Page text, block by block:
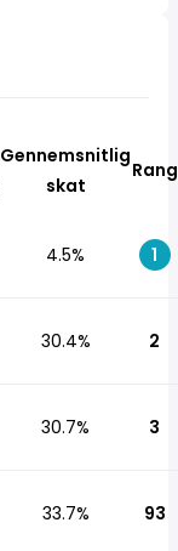
Gennemsnitlig
skat
Rang
4.5% 1
30.4% 2
30.7% 3
33.7% 93